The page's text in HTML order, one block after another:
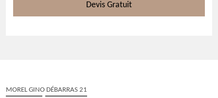
Devis Gratuit
MOREL GINO DÉBARRAS 21